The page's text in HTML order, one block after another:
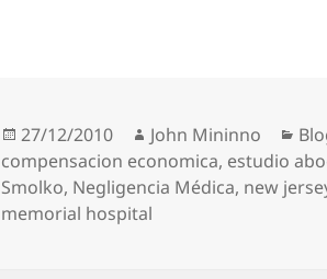
Posted
on
27/12/2010 Author
John Mininno
compensacion economica, estudio
Smolko, Negligencia Médica, new
memorial hospital